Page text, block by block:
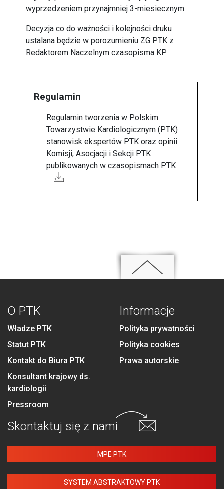
wyprzedzeniem przynajmniej 3-miesiecznym.
Decyzja co do ważności i kolejności druku
ustalana będzie w porozumieniu ZG PTK z
Redaktorem Naczelnym czasopisma KP.
Regulamin
Regulamin tworzenia w Polskim
Towarzystwie Kardiologicznym (PTK)
stanowisk ekspertów PTK oraz opinii
Komisji, Asocjacji i Sekcji PTK
publikowanych w czasopismach PTK
O PTK
Władze PTK
Statut PTK
Kontakt do Biura PTK
Konsultant krajowy ds.
kardiologii
Pressroom
Informacje
Polityka prywatności
Polityka cookies
Prawa autorskie
Skontaktuj się z nami
MPE PTK
SYSTEM ABSTRAKTOWY PTK